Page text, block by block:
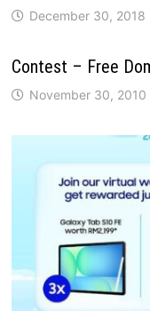
December 30, 2018
Contest – Free
November 30, 2010